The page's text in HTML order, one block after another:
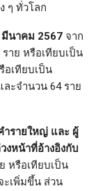
ๆ ทั่วโลก
มีนาคม 2567 จาก
าย หรือเทียบเป็น
อเทียบเป็น
ะจำนวน 64 ราย
ำรายใหญ่ และ ผู้
หน้าที่อ้างอิงกับ
หรือเทียบเป็น
ะเพิ่มขึ้น ส่วน